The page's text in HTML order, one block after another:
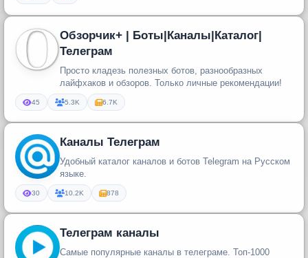
Обзорчик+ | Боты|Каналы|Каталог|
Телеграм
Просто кладезь полезных ботов, разнообразных
лайфхаков и обзоров. Только личные рекомендации!
45 5.3K 6.7K
Каналы Телеграм
Удобный каталог каналов и ботов Telegram на Русском
языке.
30 10.2K 878
Телеграм каналы
Самые популярные каналы в телеграме. Топ-1000